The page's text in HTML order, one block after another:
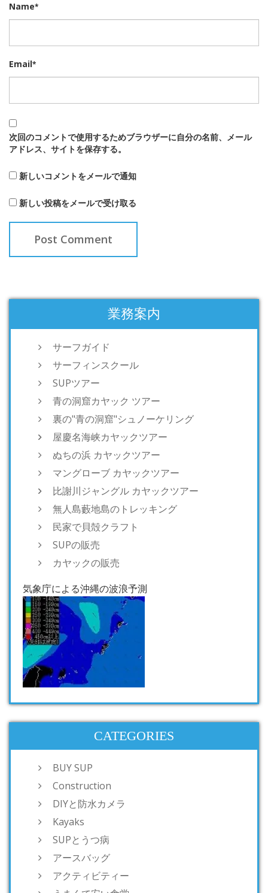
Name*
Email*
次回のコメントで使用するためブラウザーに自分の名前、メール
アドレス、サイトを保存する。
新しいコメントをメールで通知
新しい投稿をメールで受け取る
業務案内
サーフガイド
サーフィンスクール
SUPツアー
青の洞窟カヤック ツアー
裏の"青の洞窟"シュノーケリング
屋慶名海峡カヤックツアー
ぬちの浜 カヤックツアー
マングローブ カヤックツアー
比謝川ジャングル カヤックツアー
無人島藪地島のトレッキング
民家で貝殻クラフト
SUPの販売
カヤックの販売
気象庁による沖縄の波浪予測
CATEGORIES
BUY SUP
Construction
DIYと防水カメラ
Kayaks
SUPとうつ病
アースバッグ
アクティビティー